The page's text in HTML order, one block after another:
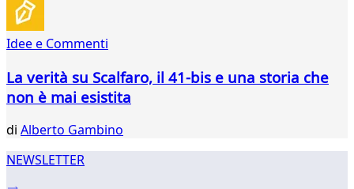
Idee e Commenti
La verità su Scalfaro, il 41-bis e una storia che
non è mai esistita
di Alberto Gambino
NEWSLETTER